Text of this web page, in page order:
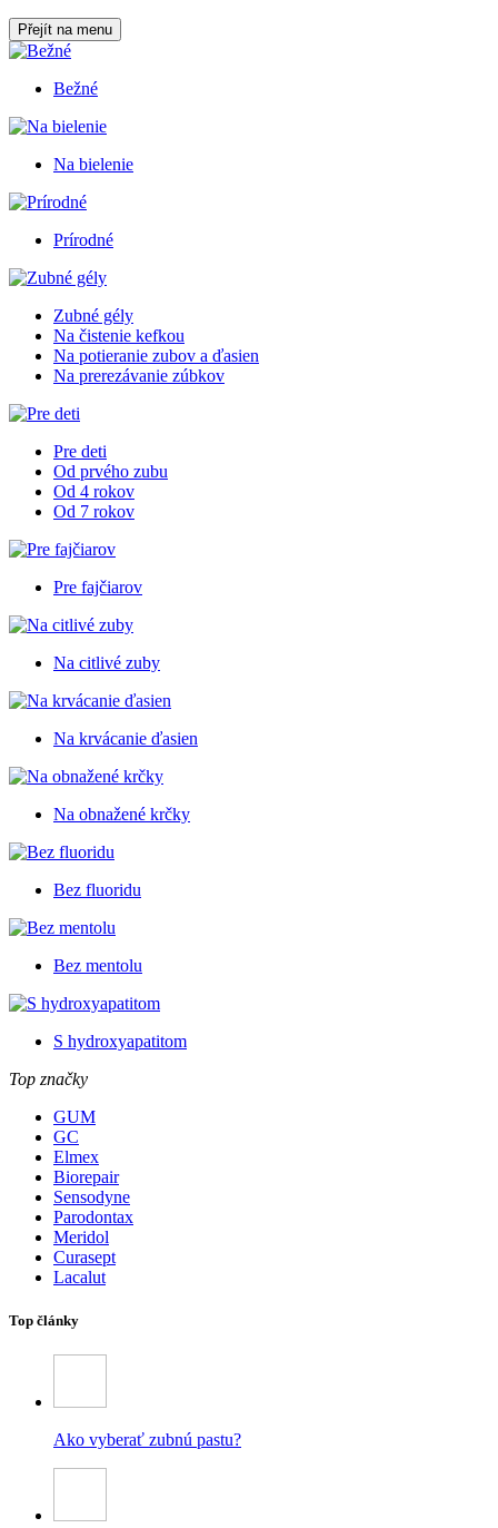
Přejít na menu
Bežné
Na bielenie
Prírodné
Zubné gély
Na čistenie kefkou
Na potieranie zubov a ďasien
Na prerezávanie zúbkov
Pre deti
Od prvého zubu
Od 4 rokov
Od 7 rokov
Pre fajčiarov
Na citlivé zuby
Na krvácanie ďasien
Na obnažené krčky
Bez fluoridu
Bez mentolu
S hydroxyapatitom
Top značky
GUM
GC
Elmex
Biorepair
Sensodyne
Parodontax
Meridol
Curasept
Lacalut
Top články
Ako vyberať zubnú pastu?